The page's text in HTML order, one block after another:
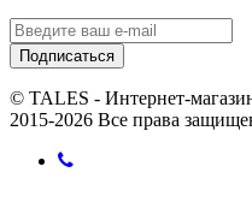
Подписаться
© TALES - Интернет-
2015-2026 Все права